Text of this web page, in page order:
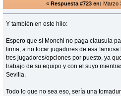
« Respuesta #723 en: Marzo
Y también en este hilo:
Espero que si Monchi no paga clausula
firma, a no tocar jugadores de esa
tres jugadores/opciones por puesto, ya
trabajo de su equipo y con el suyo
Sevilla.
Todo lo que no sea eso, sería una